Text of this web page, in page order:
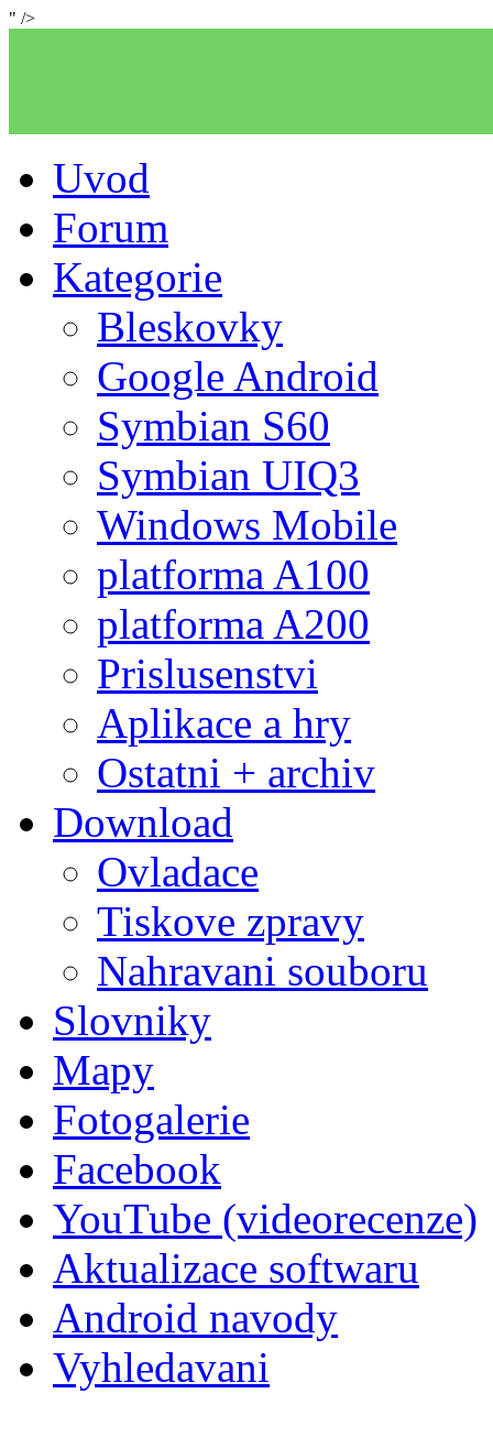
" />
Uvod
Forum
Kategorie
Bleskovky
Google Android
Symbian S60
Symbian UIQ3
Windows Mobile
platforma A100
platforma A200
Prislusenstvi
Aplikace a hry
Ostatni + archiv
Download
Ovladace
Tiskove zpravy
Nahravani souboru
Slovniky
Mapy
Fotogalerie
Facebook
YouTube (videorecenze)
Aktualizace softwaru
Android navody
Vyhledavani